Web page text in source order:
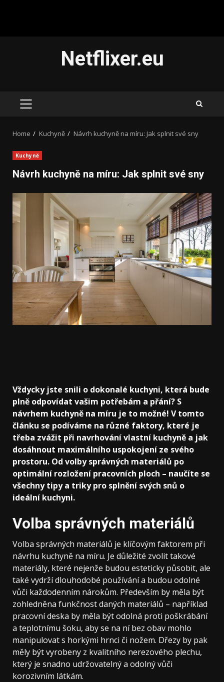
Netflixer.eu
PRIMARY
Home Kuchyně Návrh kuchyně na míru: Jak splnit své sny
Kuchyně
Návrh kuchyně na míru: Jak splnit své sny
Vždycky jste snili o dokonalé kuchyni, která bude
plně odpovídat vašim potřebám a přání? S
návrhem kuchyně na míru je to možné! V tomto
článku se podíváme na různé faktory, které je
třeba zvážit při navrhování vlastní kuchyně a jak
dosáhnout maximálního uspokojení ze svého
prostoru. Od volby správných materiálů po
optimální rozložení pracovních ploch – naučíte se
všechny tipy a triky pro splnění svých snů o
ideální kuchyni.
Volba správných materiálů
Volba správných materiálů je klíčovým faktorem při
návrhu kuchyně na míru. Je důležité zvolit takové
materiály, které nejenže budou esteticky působit, ale
také vydrží dlouhodobé používání a budou odolné
vůči každodenním nárokům. Především by měla být
zohledněna funkčnost daných materiálů – například
pracovní deska by měla být odolná proti poškrábání
a teplotnímu šoku, aby se na ní bez obav mohlo
manipulovat s horkými hrnci či nožem. Dřezy by pak
měly být vyrobeny z kvalitního nerezového plechu,
který je snadno udržovatelný a odolný vůči
korozivním látkám.